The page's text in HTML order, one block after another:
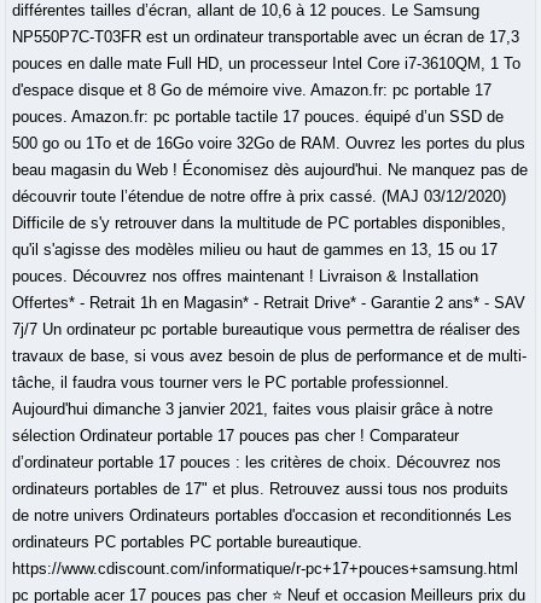
différentes tailles d’écran, allant de 10,6 à 12 pouces. Le Samsung
NP550P7C-T03FR est un ordinateur transportable avec un écran de 17,3
pouces en dalle mate Full HD, un processeur Intel Core i7-3610QM, 1 To
d'espace disque et 8 Go de mémoire vive. Amazon.fr: pc portable 17
pouces. Amazon.fr: pc portable tactile 17 pouces. équipé d’un SSD de
500 go ou 1To et de 16Go voire 32Go de RAM. Ouvrez les portes du plus
beau magasin du Web ! Économisez dès aujourd'hui. Ne manquez pas de
découvrir toute l’étendue de notre offre à prix cassé. (MAJ 03/12/2020)
Difficile de s'y retrouver dans la multitude de PC portables disponibles,
qu'il s'agisse des modèles milieu ou haut de gammes en 13, 15 ou 17
pouces. Découvrez nos offres maintenant ! Livraison & Installation
Offertes* - Retrait 1h en Magasin* - Retrait Drive* - Garantie 2 ans* - SAV
7j/7 Un ordinateur pc portable bureautique vous permettra de réaliser des
travaux de base, si vous avez besoin de plus de performance et de multi-
tâche, il faudra vous tourner vers le PC portable professionnel.
Aujourd'hui dimanche 3 janvier 2021, faites vous plaisir grâce à notre
sélection Ordinateur portable 17 pouces pas cher ! Comparateur
d’ordinateur portable 17 pouces : les critères de choix. Découvrez nos
ordinateurs portables de 17" et plus. Retrouvez aussi tous nos produits
de notre univers Ordinateurs portables d'occasion et reconditionnés Les
ordinateurs PC portables PC portable bureautique.
https://www.cdiscount.com/informatique/r-pc+17+pouces+samsung.html
pc portable acer 17 pouces pas cher ⭐ Neuf et occasion Meilleurs prix du